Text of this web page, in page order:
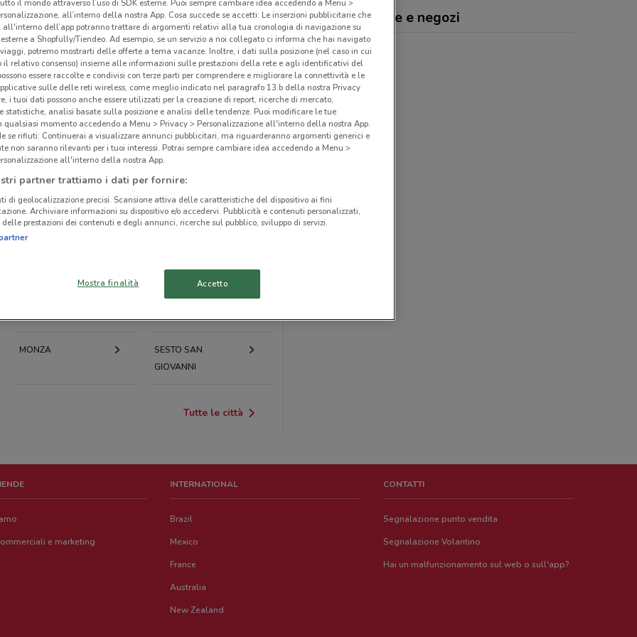
volantini nella tua zona. Riprova più tardi.
VIGNATE VAPRIO D’ADDA
MONZA
SESTO SAN
GIOVANNI
Tutte le città
Economy, offerte e negozi
e marketing
INTERNATIONAL
Brazil
Mexico
France
Australia
New Zealand
CONTATTI
Segnalazione punto vendita
Segnalazione Volantino
Hai un malfunzionamento sul web o sull'app?
il mondo attraverso l’uso di SDK esterne. Puoi sempre cambiare idea accedendo a Menu >
all’interno della nostra App. Cosa succede se accetti: Le inserzioni pubblicitarie che
all'interno dell’app potranno trattare di argomenti relativi alla tua cronologia di navigazione su
a Shopfully/Tiendeo. Ad esempio, se un servizio a noi collegato ci informa che hai navigato
potremo mostrarti delle offerte a tema vacanze. Inoltre, i dati sulla posizione (nel caso in cui
il relativo consenso) insieme alle informazioni sulle prestazioni della rete e agli identificativi del
essere raccolte e condivisi con terze parti per comprendere e migliorare la connettività e le
sulle delle reti wireless, come meglio indicato nel paragrafo 13.b della nostra Privacy
i tuoi dati possono anche essere utilizzati per la creazione di report, ricerche di mercato,
statistiche, analisi basate sulla posizione e analisi delle tendenze. Puoi modificare le tue
qualsiasi momento accedendo a Menu > Privacy > Personalizzazione all'interno della nostra App.
se rifiuti: Continuerai a visualizzare annunci pubblicitari, ma riguarderanno argomenti generici e
non saranno rilevanti per i tuoi interessi. Potrai sempre cambiare idea accedendo a Menu >
all'interno della nostra App.
partner trattiamo i dati per fornire:
di geolocalizzazione precisi. Scansione attiva delle caratteristiche del dispositivo ai fini
Archiviare informazioni su dispositivo e/o accedervi. Pubblicità e contenuti personalizzati,
prestazioni dei contenuti e degli annunci, ricerche sul pubblico, sviluppo di servizi.
Mostra finalità Accetto